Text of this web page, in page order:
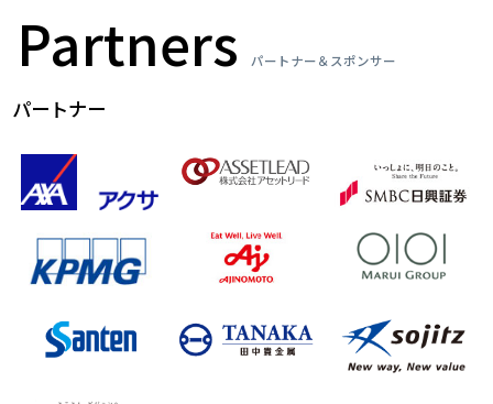
Partners パートナー＆スポンサー
パートナー